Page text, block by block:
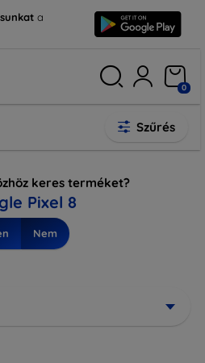
a
0
Szűrés
keres terméket?
Pixel 8
Nem